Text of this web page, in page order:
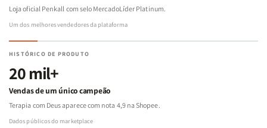
Loja oficial Penkall com selo MercadoLíder Platinum.
Um dos melhores vendedores da plataforma
HISTÓRICO DE PRODUTO
20 mil+
Vendas de um único campeão
Terapia com Deus aparece com nota 4,9 na Shopee.
Dados públicos do marketplace